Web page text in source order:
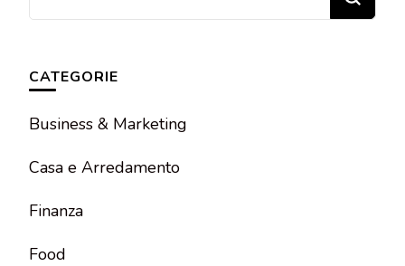
qualcosa?
CATEGORIE
Business & Marketing
Casa e Arredamento
Finanza
Food